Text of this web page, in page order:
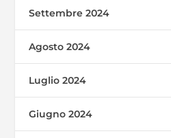
Settembre 2024
Agosto 2024
Luglio 2024
Giugno 2024